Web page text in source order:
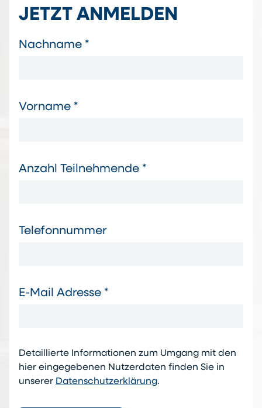
JETZT ANMELDEN
Nachname *
Vorname *
Anzahl Teilnehmende *
Telefonnummer
E-Mail Adresse *
Detaillierte Informationen zum Umgang mit den
hier eingegebenen Nutzerdaten finden Sie in
unserer Datenschutzerklärung.